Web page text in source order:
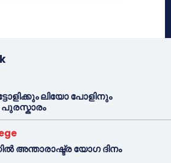
ലിയോ പോളിനും
അന്താരാഷ്ട്ര യോഗ ദിനം